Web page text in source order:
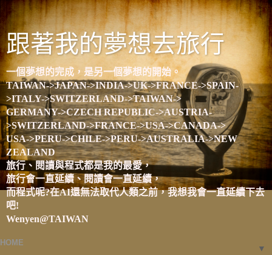
跟著我的夢想去旅行
一個夢想的完成，是另一個夢想的開始。
TAIWAN->JAPAN->INDIA->UK->FRANCE->SPAIN-
>ITALY->SWITZERLAND->TAIWAN->
GERMANY->CZECH REPUBLIC->AUSTRIA-
>SWITZERLAND->FRANCE->USA->CANADA->
USA->PERU->CHILE->PERU->AUSTRALIA->NEW
ZEALAND
旅行、閱讀與程式都是我的最愛，
旅行會一直延續、閱讀會一直延續，
而程式呢?在AI還無法取代人類之前，我想我會一直延續下去
吧!
Wenyen@TAIWAN
HOME
▼